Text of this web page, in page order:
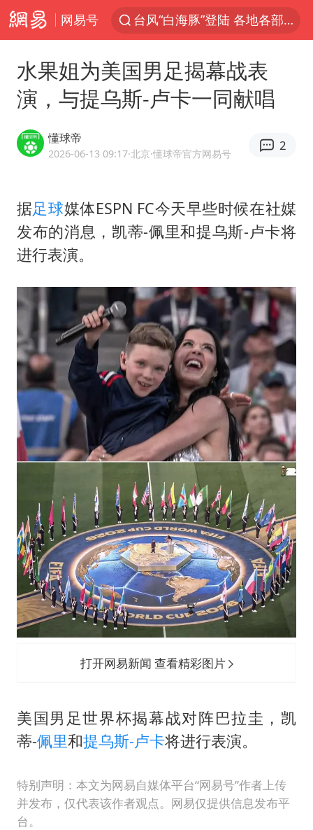
网易号
台风“白海豚”登陆 各地各部门全力应对
路虎卫士110 HSE限时降价
上海鼓励居家办公
部分银行上调存款利率
新疆生产建设兵团生态环境局原局长被查
费大厨口号更改 不再宣传小炒肉大王
周星驰妈妈现身香港首映礼
上海地铁4条线路全线停运
5万小车卖不动 微型代步车集体遇冷
4.2平卫生间补漏注胶花1.55万
三预警齐发 11个省份有大到暴雨
“还不如不放假”
从科技创新看开局起步的时与势
水果姐为美国男足揭幕战表
演，与提乌斯-卢卡一同献唱
懂球帝
2026-06-13 09:17·北京·懂球帝官方网易号
2
据足球媒体ESPN FC今天早些时候在社媒
发布的消息，凯蒂-佩里和提乌斯-卢卡将
进行表演。
打开网易新闻 查看精彩图片
美国男足世界杯揭幕战对阵巴拉圭，凯
蒂-佩里和提乌斯-卢卡将进行表演。
特别声明：本文为网易自媒体平台“网易号”作者上传
并发布，仅代表该作者观点。网易仅提供信息发布平
台。